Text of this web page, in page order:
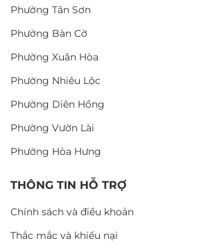
Phường Tân Sơn
Phường Bàn Cờ
Phường Xuân Hòa
Phường Nhiêu Lộc
Phường Diên Hồng
Phường Vườn Lài
Phường Hòa Hưng
THÔNG TIN HỖ TRỢ
Chính sách và điều khoản
Thắc mắc và khiếu nại